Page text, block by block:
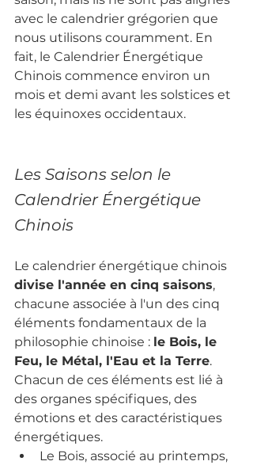
avec le calendrier grégorien que
nous utilisons couramment. En
fait, le Calendrier Énergétique
Chinois commence environ un
mois et demi avant les solstices et
les équinoxes occidentaux.
Les Saisons selon le
Calendrier Énergétique
Chinois
Le calendrier énergétique chinois
divise l'année en cinq saisons,
chacune associée à l'un des cinq
éléments fondamentaux de la
philosophie chinoise : le Bois, le
Feu, le Métal, l'Eau et la Terre.
Chacun de ces éléments est lié à
des organes spécifiques, des
émotions et des caractéristiques
énergétiques.
Le Bois, associé au printemps,